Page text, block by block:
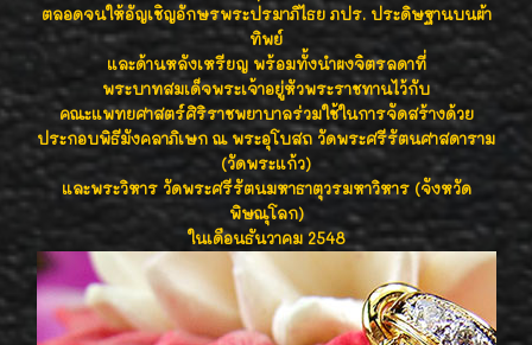
ตลอดจนให้อัญเชิญอักษรพระปรมาภิไธย ภปร. ประดิษฐานบนผ้า
ทิพย์
และด้านหลังเหรียญ พร้อมทั้งนำผงจิตรลดาที่
พระบาทสมเด็จพระเจ้าอยู่หัวพระราชทานไว้กับ
คณะแพทยศาสตร์ศิริราชพยาบาลร่วมใช้ในการจัดสร้างด้วย
ประกอบพิธีมังคลาภิเษก ณ พระอุโบสถ วัดพระศรีรัตนศาสดาราม
(วัดพระแก้ว)
และพระวิหาร วัดพระศรีรัตนมหาธาตุวรมหาวิหาร (จังหวัด
พิษณุโลก)
ในเดือนธันวาคม 2548